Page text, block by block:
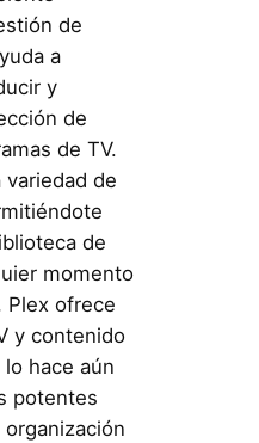
de
a
y
de
de TV.
variedad de
de
momento
Plex ofrece
y contenido
hace aún
potentes